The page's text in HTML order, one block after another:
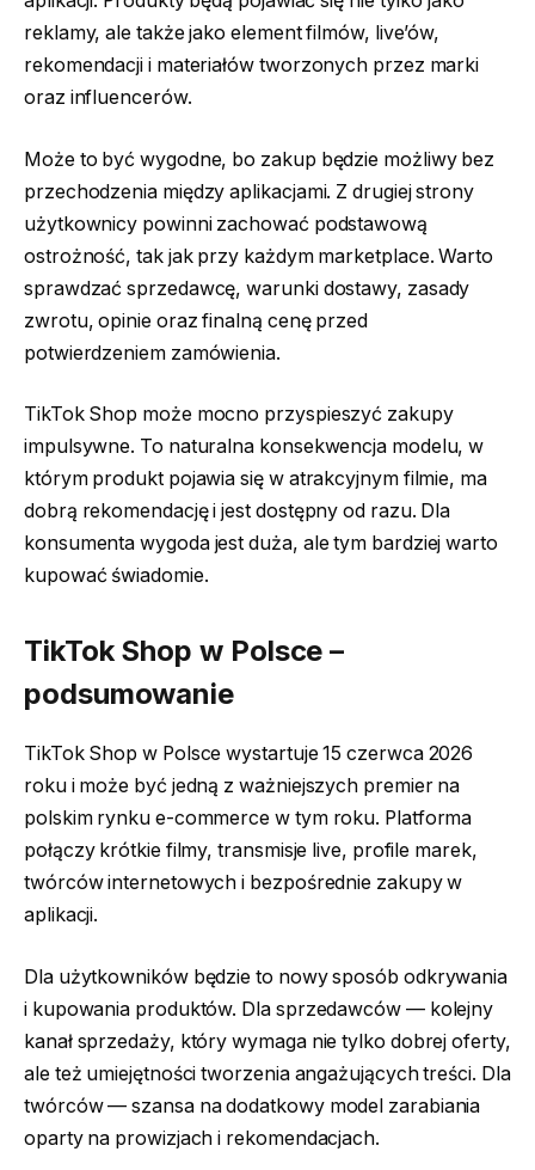
reklamy, ale także jako element filmów, live’ów,
rekomendacji i materiałów tworzonych przez marki
oraz influencerów.
Może to być wygodne, bo zakup będzie możliwy bez
przechodzenia między aplikacjami. Z drugiej strony
użytkownicy powinni zachować podstawową
ostrożność, tak jak przy każdym marketplace. Warto
sprawdzać sprzedawcę, warunki dostawy, zasady
zwrotu, opinie oraz finalną cenę przed
potwierdzeniem zamówienia.
TikTok Shop może mocno przyspieszyć zakupy
impulsywne. To naturalna konsekwencja modelu, w
którym produkt pojawia się w atrakcyjnym filmie, ma
dobrą rekomendację i jest dostępny od razu. Dla
konsumenta wygoda jest duża, ale tym bardziej warto
kupować świadomie.
TikTok Shop w Polsce –
podsumowanie
TikTok Shop w Polsce wystartuje 15 czerwca 2026
roku i może być jedną z ważniejszych premier na
polskim rynku e-commerce w tym roku. Platforma
połączy krótkie filmy, transmisje live, profile marek,
twórców internetowych i bezpośrednie zakupy w
aplikacji.
Dla użytkowników będzie to nowy sposób odkrywania
i kupowania produktów. Dla sprzedawców — kolejny
kanał sprzedaży, który wymaga nie tylko dobrej oferty,
ale też umiejętności tworzenia angażujących treści. Dla
twórców — szansa na dodatkowy model zarabiania
oparty na prowizjach i rekomendacjach.